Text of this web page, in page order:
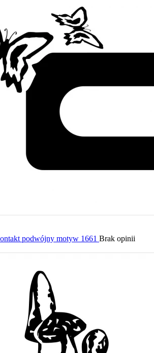
podwójny motyw 1661 Brak opinii